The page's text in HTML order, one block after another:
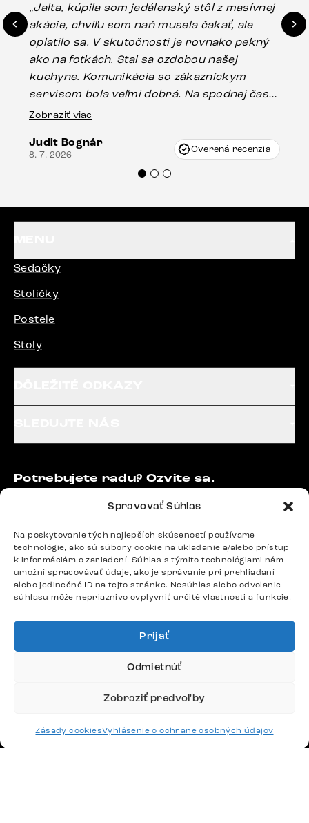
Spravovať Súhlas
Na poskytovanie tých najlepších skúseností používame
technológie, ako sú súbory cookie na ukladanie a/alebo prístup
k informáciám o zariadení. Súhlas s týmito technológiami nám
umožní spracovávať údaje, ako je správanie pri prehliadaní
alebo jedinečné ID na tejto stránke. Nesúhlas alebo odvolanie
súhlasu môže nepriaznivo ovplyvniť určité vlastnosti a funkcie.
Prijať
Odmietnúť
Zobraziť predvoľby
Zásady cookiesVyhlásenie o ochrane osobných údajov
„Jalta, kúpila som jedálenský stôl z masívnej
akácie, chvíľu som naň musela čakať, ale
oplatilo sa. V skutočnosti je rovnako pekný
ako na fotkách. Stal sa ozdobou našej
kuchyne. Komunikácia so zákazníckym
servisom bola veľmi dobrá. Na spodnej časti
stola bolo malé poškodenie, pravdepodobne
Vincze pri riešení mojej záležitosti pristúpili
veľmi korektne. Odporúčam produkty Delife
Zobraziť viac
Judit Bognár
8. 7. 2026 Overená recenzia
Sedačky
Stoličky
Postele
Stoly
Potrebujete radu? Ozvite sa.
Po – Pia: 9:00 – 17:00
Odpovedáme do 24 hodín.
Google recenzie
Platby